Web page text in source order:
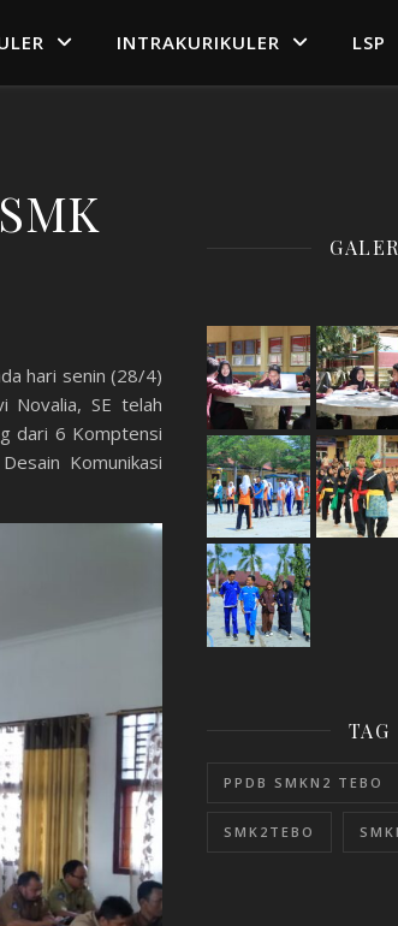
INTRAKURIKULER LSP
hari senin (28/4)
Novalia, SE telah
dari 6 Komptensi
Komunikasi
TAG
PPDB SMKN2 TEBO
SMK2TEBO